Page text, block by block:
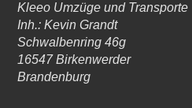
Kleeo Umzüge und Transporte
Inh.: Kevin Grandt
Schwalbenring 46g
16547 Birkenwerder
Brandenburg